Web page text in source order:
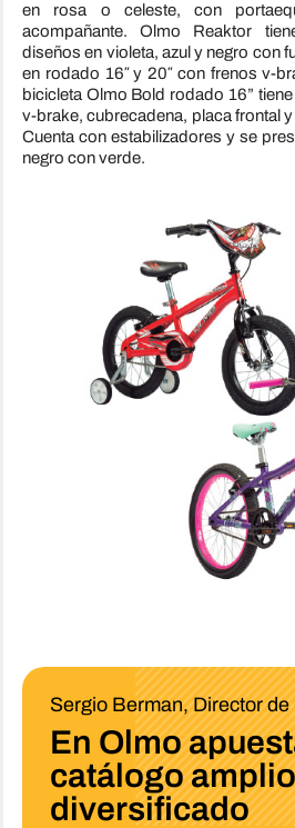
en rosa o celeste, con
acompañante. Olmo Reaktor
diseños en violeta, azul y negro con
en rodado 16″ y 20″ con frenos v-
bicicleta Olmo Bold rodado 16”
v-brake, cubrecadena, placa frontal
Cuenta con estabilizadores y se
negro con verde.
Sergio Berman, Director de
En Olmo
catálogo
diversificado